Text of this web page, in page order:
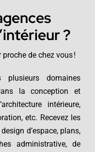
?
de chez vous !
plusieurs domaines
la conception et
intérieure,
etc. Recevez les
d’espace, plans,
administrative, de